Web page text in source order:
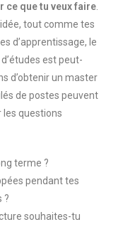
ce que tu veux faire
tout comme tes
d’apprentissage, le
est peut-
d’obtenir un master
de postes peuvent
les questions
terme ?
pendant tes
?
souhaites-tu